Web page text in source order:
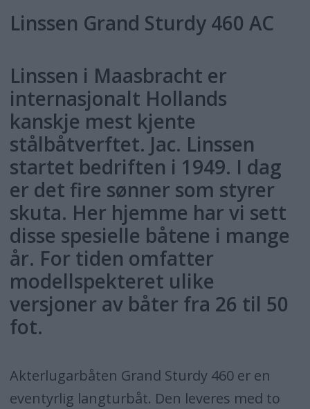
Linssen Grand Sturdy 460 AC
Linssen i Maasbracht er
internasjonalt Hollands
kanskje mest kjente
stålbåtverftet. Jac. Linssen
startet bedriften i 1949. I dag
er det fire sønner som styrer
skuta. Her hjemme har vi sett
disse spesielle båtene i mange
år. For tiden omfatter
modellspekteret ulike
versjoner av båter fra 26 til 50
fot.
Akterlugarbåten Grand Sturdy 460 er en
eventyrlig langturbåt. Den leveres med to